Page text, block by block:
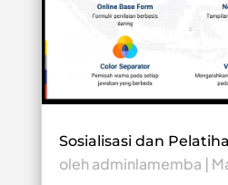
Sosialisasi dan
oleh adminlamemba |